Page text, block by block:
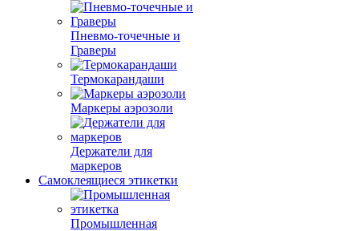
Пневмо-точечные и
Граверы
Термокарандаши
Маркеры аэрозоли
Держатели для
маркеров
Самоклеящиеся этикетки
Промышленная